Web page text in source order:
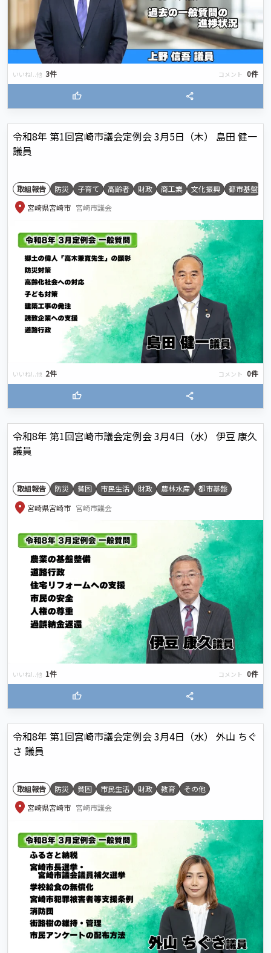
いいね!..他 3件 コメント 0件
thumb_up share
令和8年 第1回宮崎市議会定例会 3月5日（木） 島田 健一
議員
取組報告 防災 子育て 高齢者 財政 商工業 文化振興 都市基盤
location_on 宮崎県宮崎市 宮崎市議会
いいね!..他 2件 コメント 0件
thumb_up share
令和8年 第1回宮崎市議会定例会 3月4日（水） 伊豆 康久
議員
取組報告 防災 貧困 市民生活 財政 農林水産 都市基盤
location_on 宮崎県宮崎市 宮崎市議会
いいね!..他 1件 コメント 0件
thumb_up share
令和8年 第1回宮崎市議会定例会 3月4日（水） 外山 ちぐ
さ 議員
取組報告 防災 貧困 市民生活 財政 教育 その他
location_on 宮崎県宮崎市 宮崎市議会